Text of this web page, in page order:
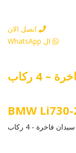
اتصل الان
ال WhatsApp
4 ركاب
سيدان فاخرة - 4 ركاب